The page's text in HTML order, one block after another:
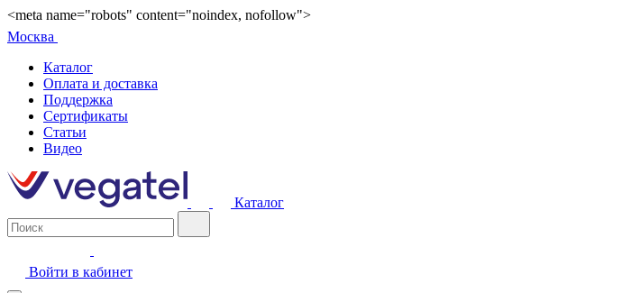
<meta name="robots" content="noindex, nofollow">
Москва
Каталог
Оплата и доставка
Поддержка
Сертификаты
Статьи
Видео
Каталог
Войти в кабинет